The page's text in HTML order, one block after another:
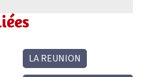
LA REUNION